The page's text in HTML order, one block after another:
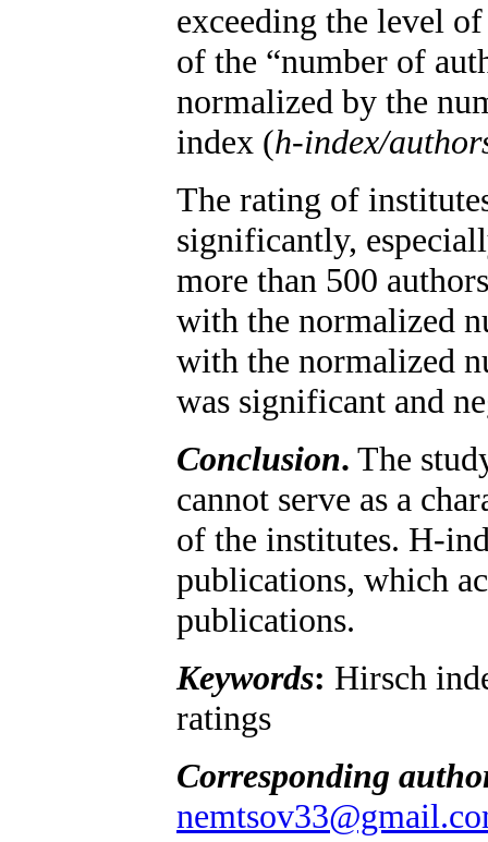
exceeding the level
of the “number of
normalized by the
index (h-index/
The rating of
significantly,
more than 500
with the normalized
with the normalized
was significant and
Conclusion. The
cannot serve as a
of the institutes. H-
publications, which
publications.
Keywords: Hirsch
ratings
Corresponding